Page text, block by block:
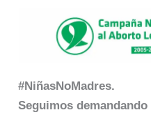
#NiñasNoMadres.
Seguimos